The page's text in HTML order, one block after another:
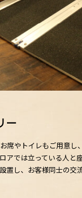
ー
席やトイレもご用意
アでは立っている人と
置し、お客様同士の交